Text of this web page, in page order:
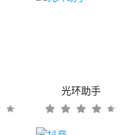
光环助手